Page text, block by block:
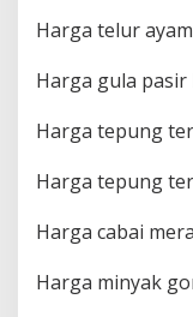
Harga telur ayam
Harga gula pasir
Harga tepung
Harga tepung
Harga cabai
Harga minyak